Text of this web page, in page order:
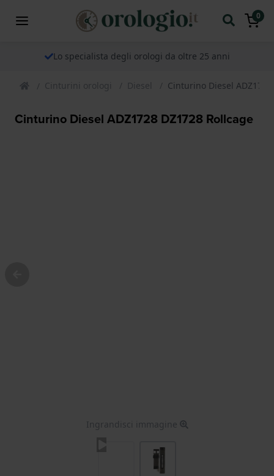
0
Lo specialista degli orologi da oltre 25 anni
Cinturini orologi Diesel Cinturino Diesel
Cinturino Diesel ADZ1728 DZ1728 Rollcage
Ingrandisci immagine